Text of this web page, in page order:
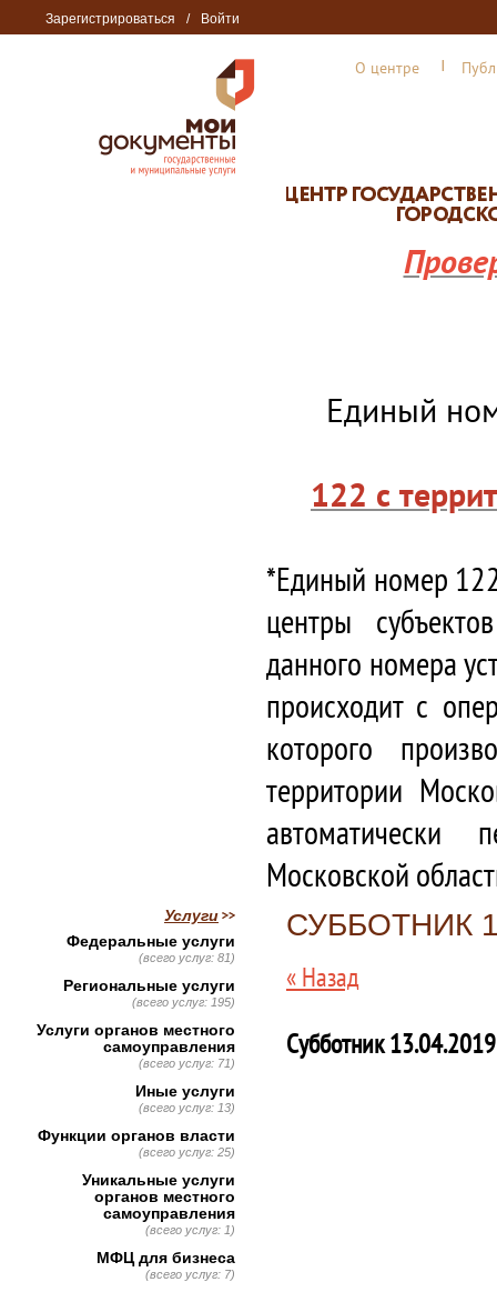
Зарегистрироваться / Войти
О центре
Единый
122 с
*Единый номер
центры
данного номера
происходит с
которого
территории
автоматически
Московской
СУББОТНИК
« Назад
Субботник 13.04.2019
Услуги
Федеральные услуги
(всего услуг: 81)
Региональные услуги
(всего услуг: 195)
Услуги органов местного
самоуправления
(всего услуг: 71)
Иные услуги
(всего услуг: 13)
Функции органов власти
(всего услуг: 25)
Уникальные услуги
органов местного
самоуправления
(всего услуг: 1)
МФЦ для бизнеса
(всего услуг: 7)